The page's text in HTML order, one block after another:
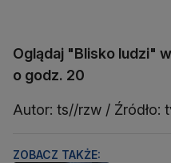
Oglądaj "Blisko ludzi"
o godz. 20
Autor: ts//rzw / Źródło:
ZOBACZ TAKŻE: